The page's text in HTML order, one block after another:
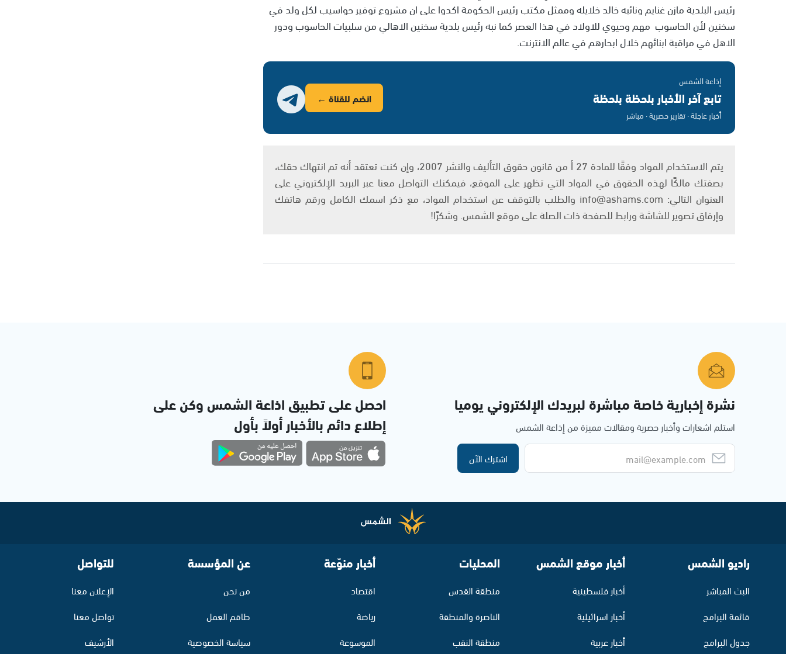
رئيس البلدية مازن غنايم ونائبه خالد خلايله وممثل مكتب رئيس الحكومة اكدوا على ان مشروع توفير حواسيب لكل ولد في
سخنين لأن الحاسوب مهم وحيوي للاولاد في هذا العصر كما نبه رئيس بلدية سخنين الاهالي من سلبيات الحاسوب ودور
الاهل في مراقبة ابنائهم خلال ابحارهم في عالم الانترنت.
إذاعة الشمس
تابع آخر الأخبار بلحظة بلحظة
أخبار عاجلة · تقارير حصرية · مباشر
انضم للقناة ←
يتم الاستخدام المواد وفقًا للمادة 27 أ من قانون حقوق التأليف والنشر 2007، وإن كنت تعتقد أنه تم انتهاك حقك،
بصفتك مالكًا لهذه الحقوق في المواد التي تظهر على الموقع، فيمكنك التواصل معنا عبر البريد الإلكتروني على
العنوان التالي: info@ashams.com والطلب بالتوقف عن استخدام المواد، مع ذكر اسمك الكامل ورقم هاتفك
وإرفاق تصوير للشاشة ورابط للصفحة ذات الصلة على موقع الشمس. وشكرًا!
نشرة إخبارية خاصة مباشرة لبريدك الإلكتروني يوميا
استلم اشعارات وأخبار حصرية ومقالات مميزة من إذاعة الشمس
اشترك الآن
احصل على تطبيق اذاعة الشمس وكن على
إطلاع دائم بالأخبار أولاً بأول
راديو الشمس
البث المباشر
قائمة البرامج
جدول البرامج
أخبار موقع الشمس
أخبار فلسطينية
أخبار اسرائيلية
أخبار عربية
المحليات
منطقة القدس
الناصرة والمنطقة
منطقة النقب
أخبار منوّعة
اقتصاد
رياضة
الموسوعة
عن المؤسسة
من نحن
طاقم العمل
سياسة الخصوصية
للتواصل
الإعلان معنا
تواصل معنا
الأرشيف